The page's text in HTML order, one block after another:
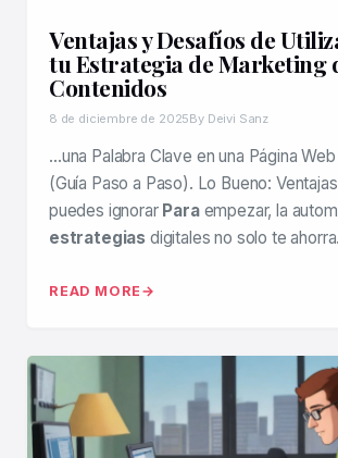
Ventajas y Desafíos de
tu Estrategia de Marketing
Contenidos
8 de diciembre de 2025By Deivi Sanz
…una Palabra Clave en una Página
(Guía Paso a Paso). Lo Bueno:
puedes ignorar Paraempezar, la
estrategias digitales no solo te
READ MORE